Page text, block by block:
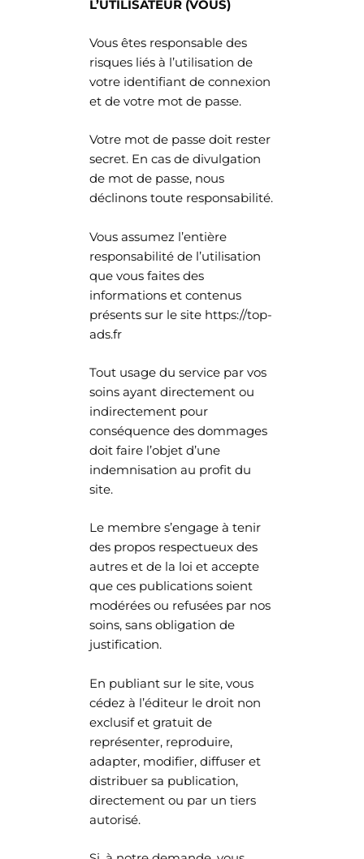
L’UTILISATEUR (VOUS)
Vous êtes responsable des
risques liés à l’utilisation de
votre identifiant de connexion
et de votre mot de passe.
Votre mot de passe doit rester
secret. En cas de divulgation
de mot de passe, nous
déclinons toute responsabilité.
Vous assumez l’entière
responsabilité de l’utilisation
que vous faites des
informations et contenus
présents sur le site https://top-
ads.fr
Tout usage du service par vos
soins ayant directement ou
indirectement pour
conséquence des dommages
doit faire l’objet d’une
indemnisation au profit du
site.
Le membre s’engage à tenir
des propos respectueux des
autres et de la loi et accepte
que ces publications soient
modérées ou refusées par nos
soins, sans obligation de
justification.
En publiant sur le site, vous
cédez à l’éditeur le droit non
exclusif et gratuit de
représenter, reproduire,
adapter, modifier, diffuser et
distribuer sa publication,
directement ou par un tiers
autorisé.